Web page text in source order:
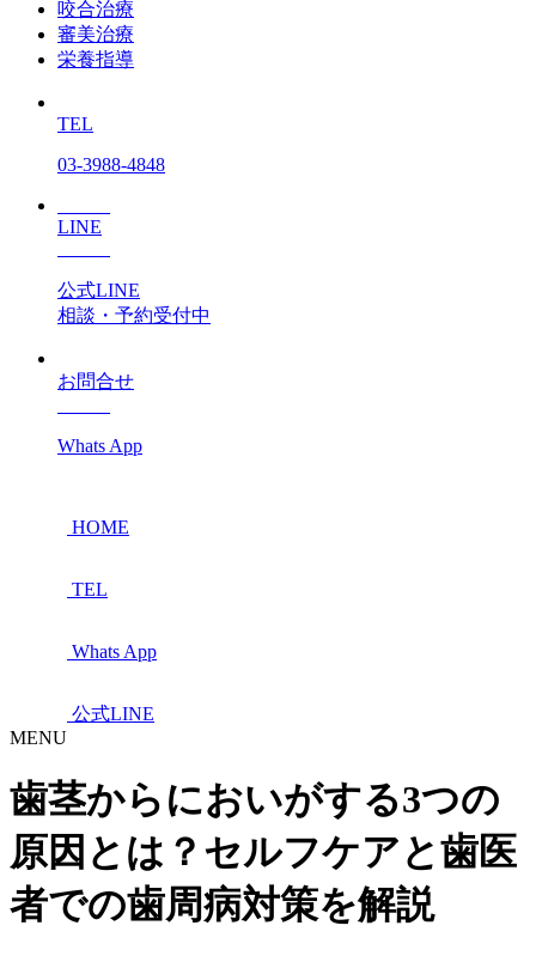
咬合治療
審美治療
栄養指導
TEL
03-3988-4848
LINE
公式LINE
相談・予約受付中
お問合せ
Whats App
HOME
TEL
Whats App
公式LINE
MENU
歯茎からにおいがする3つの
原因とは？セルフケアと歯医
者での歯周病対策を解説